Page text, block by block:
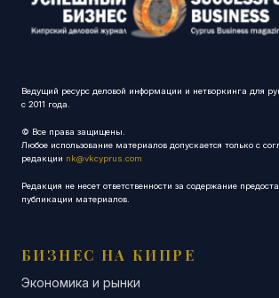
Ведущий ресурс деловой информации и нетворкинга для
с 2011 года.
© Все права защищены.
Любое использование материалов допускается только с
редакции nk@vkcyprus.com
Редакция не несет ответственности за содержание
публикации материалов.
БИЗНЕС НА КИПРЕ
Экономика и рынки